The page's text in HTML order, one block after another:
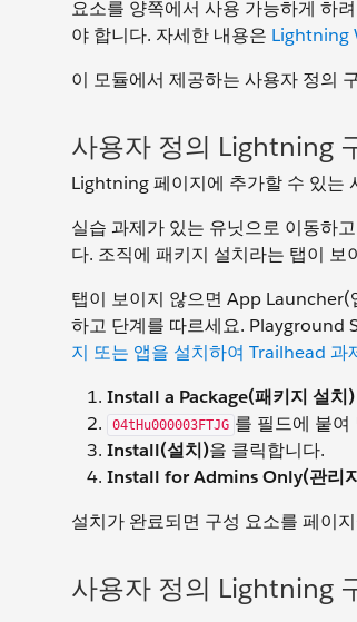
요소를 양쪽에서 사용 가능하게 하
야 합니다. 자세한 내용은 Lightning
이 모듈에서 제공하는 사용자 정의
사용자 정의 Lightning
Lightning 페이지에 추가할 수 있는
실습 과제가 있는 유닛으로 이동하
다. 조직에 패키지 설치라는 탭이
탭이 보이지 않으면 App Launcher(
하고 단계를 따르세요. Playground
지 또는 앱을 설치하여 Trailhead 과
Install a Package(패키지 설치)
04tHu000003FTJG 를 필드에 붙여
Install(설치)을 클릭합니다.
Install for Admins Only(관리
설치가 완료되면 구성 요소를 페이
사용자 정의 Lightning